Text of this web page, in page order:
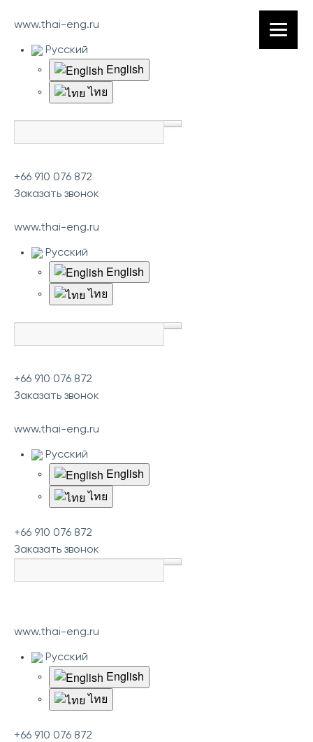
www.thai-eng.ru
Русский
English
ไทย
+66 910 076 872
Заказать звонок
www.thai-eng.ru
Русский
English
ไทย
+66 910 076 872
Заказать звонок
www.thai-eng.ru
Русский
English
ไทย
+66 910 076 872
Заказать звонок
www.thai-eng.ru
Русский
English
ไทย
+66 910 076 872